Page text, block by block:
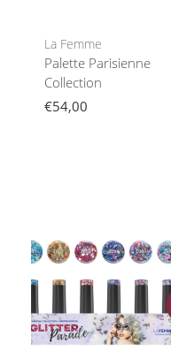
La Femme
Palette Parisienne
Collection
€54,00